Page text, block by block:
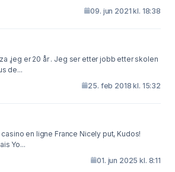
09. jun 2021 kl. 18:38
,jeg er 20 år . Jeg ser etter jobb etter skolen
de...
25. feb 2018 kl. 15:32
en ligne France Nicely put, Kudos!
Yo...
01. jun 2025 kl. 8:11